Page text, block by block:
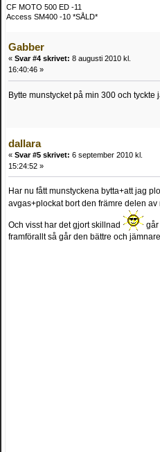
CF MOTO 500 ED -11
Access SM400 -10 *SÅLD*
Gabber
« Svar #4 skrivet: 8 augusti 2010 kl.
16:40:46 »
Bytte munstycket på min 300 och tyckte
dallara
« Svar #5 skrivet: 6 september 2010 kl.
15:24:52 »
Har nu fått munstyckena bytta+att jag
avgas+plockat bort den främre delen
Och visst har det gjort skillnad
går
framförallt så går den bättre och